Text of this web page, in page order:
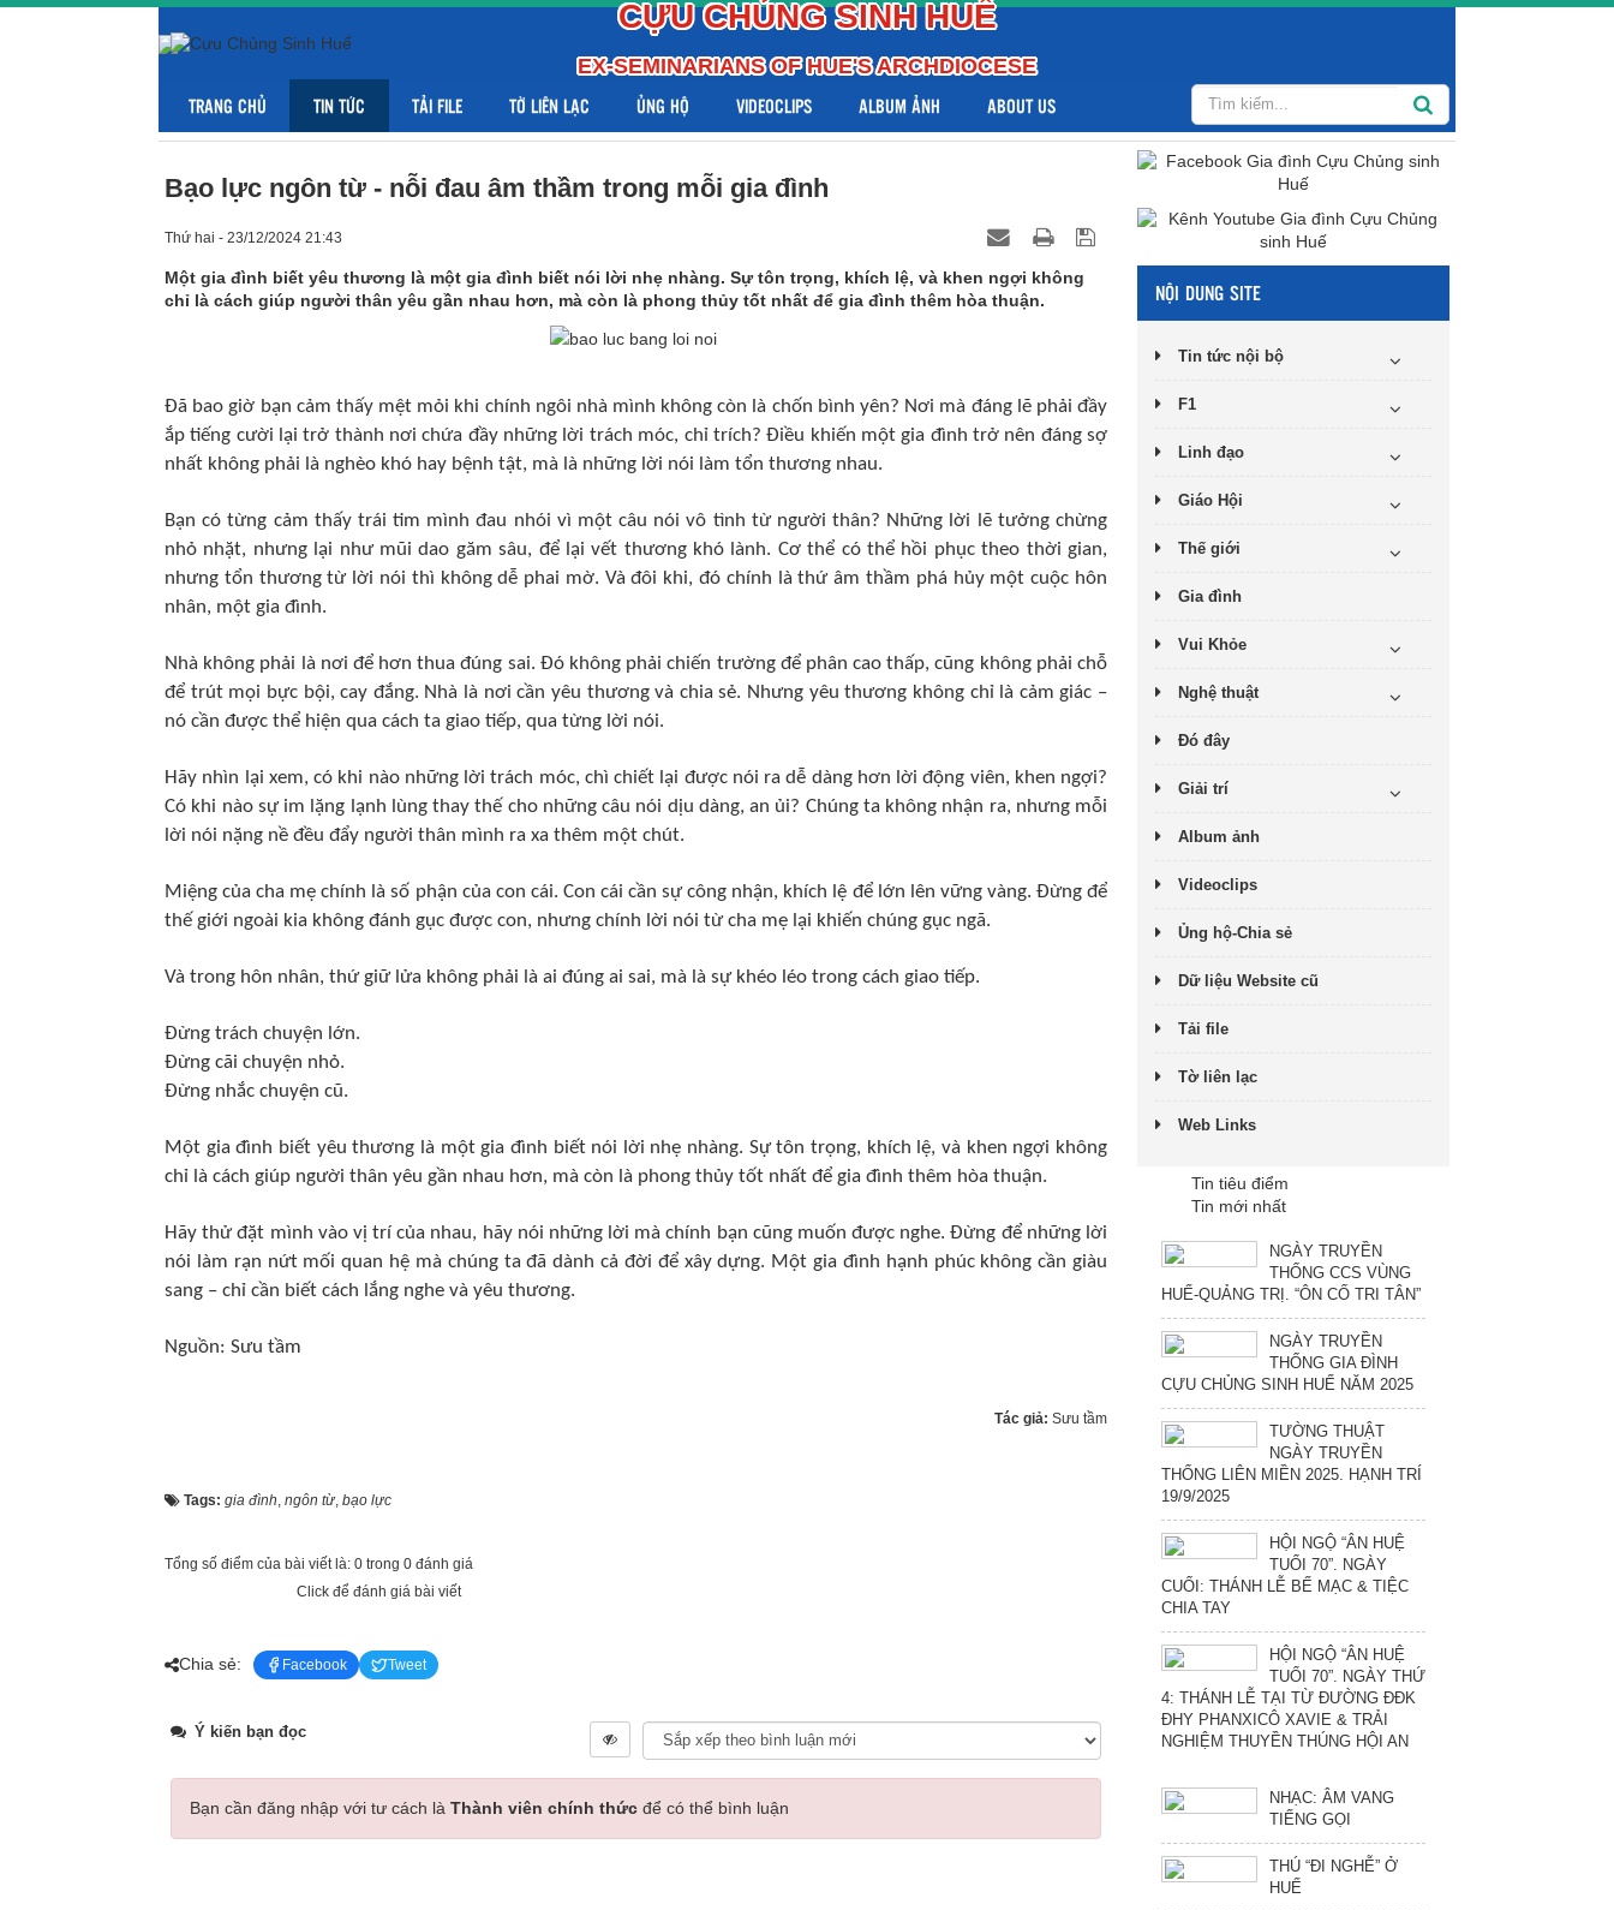
CỰU CHỦNG SINH HUẾ
EX-SEMINARIANS OF HUE'S ARCHDIOCESE
TRANG CHỦ TIN TỨC TẢI FILE TỜ LIÊN LẠC ỦNG HỘ VIDEOCLIPS ALBUM ẢNH ABOUT US
Bạo lực ngôn từ - nỗi đau âm thầm trong mỗi gia đình
Thứ hai - 23/12/2024 21:43
Một gia đình biết yêu thương là một gia đình biết nói lời nhẹ nhàng. Sự tôn trọng, khích lệ, và khen ngợi không
chỉ là cách giúp người thân yêu gần nhau hơn, mà còn là phong thủy tốt nhất để gia đình thêm hòa thuận.
Đã bao giờ bạn cảm thấy mệt mỏi khi chính ngôi nhà mình không còn là chốn bình yên? Nơi mà đáng lẽ phải đầy
ắp tiếng cười lại trở thành nơi chứa đầy những lời trách móc, chỉ trích? Điều khiến một gia đình trở nên đáng sợ
nhất không phải là nghèo khó hay bệnh tật, mà là những lời nói làm tổn thương nhau.
Bạn có từng cảm thấy trái tim mình đau nhói vì một câu nói vô tình từ người thân? Những lời lẽ tưởng chừng
nhỏ nhặt, nhưng lại như mũi dao găm sâu, để lại vết thương khó lành. Cơ thể có thể hồi phục theo thời gian,
nhưng tổn thương từ lời nói thì không dễ phai mờ. Và đôi khi, đó chính là thứ âm thầm phá hủy một cuộc hôn
nhân, một gia đình.
Nhà không phải là nơi để hơn thua đúng sai. Đó không phải chiến trường để phân cao thấp, cũng không phải chỗ
để trút mọi bực bội, cay đắng. Nhà là nơi cần yêu thương và chia sẻ. Nhưng yêu thương không chỉ là cảm giác –
nó cần được thể hiện qua cách ta giao tiếp, qua từng lời nói.
Hãy nhìn lại xem, có khi nào những lời trách móc, chì chiết lại được nói ra dễ dàng hơn lời động viên, khen ngợi?
Có khi nào sự im lặng lạnh lùng thay thế cho những câu nói dịu dàng, an ủi? Chúng ta không nhận ra, nhưng mỗi
lời nói nặng nề đều đẩy người thân mình ra xa thêm một chút.
Miệng của cha mẹ chính là số phận của con cái. Con cái cần sự công nhận, khích lệ để lớn lên vững vàng. Đừng để
thế giới ngoài kia không đánh gục được con, nhưng chính lời nói từ cha mẹ lại khiến chúng gục ngã.
Và trong hôn nhân, thứ giữ lửa không phải là ai đúng ai sai, mà là sự khéo léo trong cách giao tiếp.
Đừng trách chuyện lớn.
Đừng cãi chuyện nhỏ.
Đừng nhắc chuyện cũ.
Một gia đình biết yêu thương là một gia đình biết nói lời nhẹ nhàng. Sự tôn trọng, khích lệ, và khen ngợi không
chỉ là cách giúp người thân yêu gần nhau hơn, mà còn là phong thủy tốt nhất để gia đình thêm hòa thuận.
Hãy thử đặt mình vào vị trí của nhau, hãy nói những lời mà chính bạn cũng muốn được nghe. Đừng để những lời
nói làm rạn nứt mối quan hệ mà chúng ta đã dành cả đời để xây dựng. Một gia đình hạnh phúc không cần giàu
sang – chỉ cần biết cách lắng nghe và yêu thương.
Nguồn: Sưu tầm
Tác giả: Sưu tầm
Tags: gia đình ngôn từ, bạo lực
Tổng số điểm của bài viết là: 0 trong 0 đánh giá
Click để đánh giá bài viết
Chia sẻ: Facebook Tweet
Ý kiến bạn đọc
Bạn cần đăng nhập với tư cách là Thành viên chính thức để có thể bình luận
NỘI DUNG SITE
Tin tức nội bộ
F1
Linh đạo
Giáo Hội
Thế giới
Gia đình
Vui Khỏe
Nghệ thuật
Đó đây
Giải trí
Album ảnh
Videoclips
Ủng hộ-Chia sẻ
Dữ liệu Website cũ
Tải file
Tờ liên lạc
Web Links
Tin tiêu điểm
Tin mới nhất
NGÀY TRUYỀN
THỐNG CCS VÙNG
HUẾ-QUẢNG TRỊ. “ÔN CỐ TRI TÂN”
NGÀY TRUYỀN
THỐNG GIA ĐÌNH
CỰU CHỦNG SINH HUẾ NĂM 2025
TƯỜNG THUẬT
NGÀY TRUYỀN
THỐNG LIÊN MIỀN 2025. HẠNH TRÍ
19/9/2025
HỘI NGỘ “ÂN HUỆ
TUỔI 70”. NGÀY
CUỐI: THÁNH LỄ BẾ MẠC & TIỆC
CHIA TAY
HỘI NGỘ “ÂN HUỆ
TUỔI 70”. NGÀY THỨ
4: THÁNH LỄ TẠI TỪ ĐƯỜNG ĐĐK
ĐHY PHANXICÔ XAVIE & TRẢI
NGHIỆM THUYỀN THÚNG HỘI AN
NHẠC: ÂM VANG
TIẾNG GỌI
THÚ “ĐI NGHỄ” Ở
HUẾ